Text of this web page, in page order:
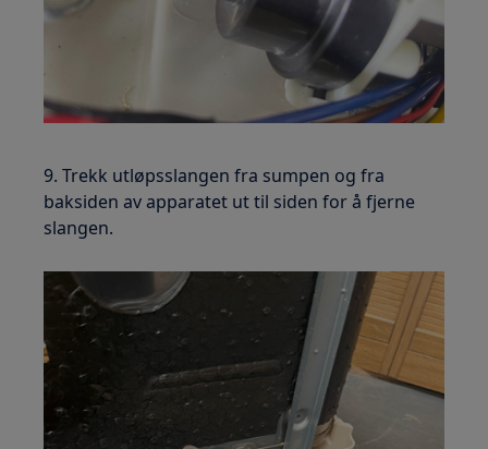
9. Trekk utløpsslangen fra sumpen og fra
baksiden av apparatet ut til siden for å fjerne
slangen.